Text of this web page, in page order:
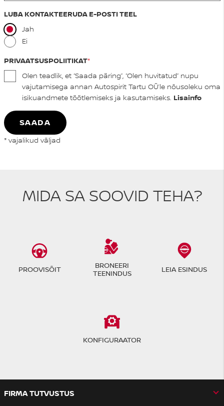
LUBA KONTAKTEERUDA E-POSTI TEEL
Jah
Ei
PRIVAATSUSPOLIITIKAT
Olen teadlik, et “Saada päring”, “Olen huvitatud” nupu
vajutamisega annan Autospirit Tartu OÜ’le nõusoleku oma
isikuandmete töötlemiseks ja kasutamiseks. Lisainfo
SAADA
* vajalikud väljad
MIDA SA SOOVID TEHA?
PROOVISÕIT
BRONEERI
TEENINDUS
LEIA ESINDUS
KONFIGURAATOR
FIRMA TUTVUSTUS